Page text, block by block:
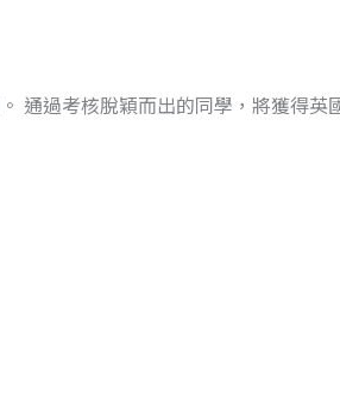
通過考核脫穎而出的同學，將獲得英